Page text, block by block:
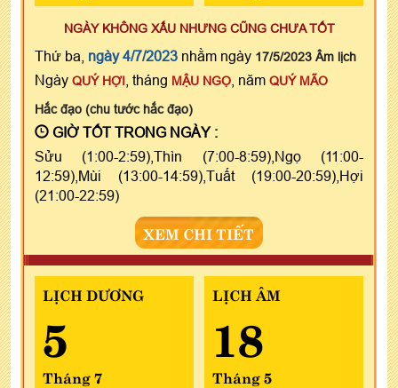
NGÀY KHÔNG XẤU NHƯNG CŨNG CHƯA TỐT
Thứ ba, ngày 4/7/2023 nhằm ngày 17/5/2023 Âm lịch
Ngày QUÝ HỢI , tháng MẬU NGỌ , năm QUÝ MÃO
Hắc đạo (chu tước hắc đạo)
GIỜ TỐT TRONG NGÀY :
Sửu (1:00-2:59),Thìn (7:00-8:59),Ngọ (11:00-
12:59),Mùi (13:00-14:59),Tuất (19:00-20:59),Hợi
(21:00-22:59)
XEM CHI TIẾT
LỊCH DƯƠNG
5
Tháng 7
LỊCH ÂM
18
Tháng 5